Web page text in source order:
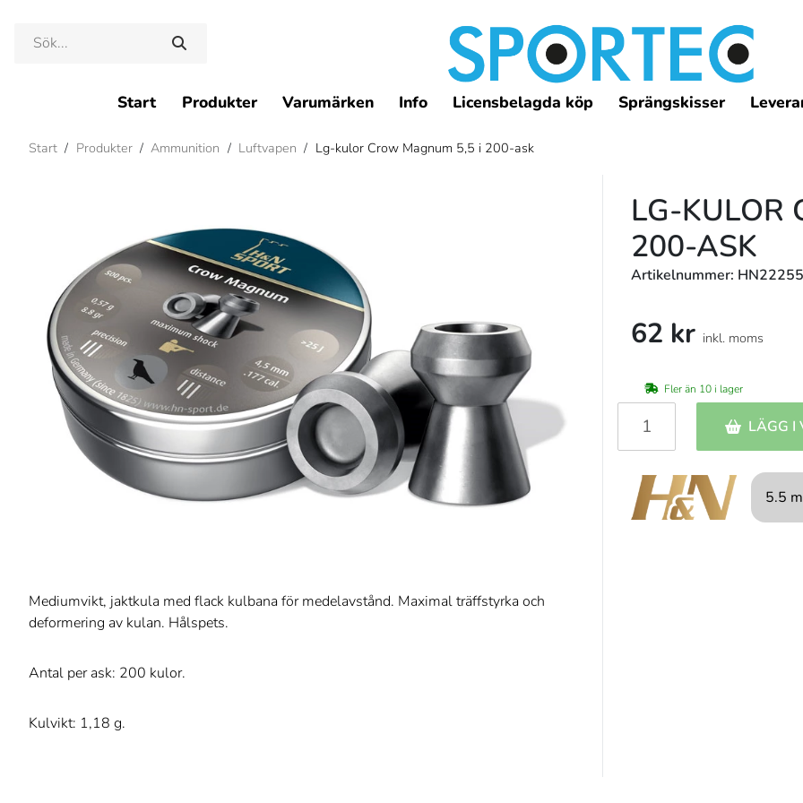
Start Produkter Varumärken Info Licensbelagda köp Sprängskisser
Start / Produkter / Ammunition / Luftvapen / Lg-kulor Crow Magnum 5,5 i 200-ask
LG-KULOR
200-ASK
Artikelnummer:
62 kr inkl. moms
Fler än 10 i lager
LÄGG I
5.5
Mediumvikt, jaktkula med flack kulbana för medelavstånd. Maximal träffstyrka och
deformering av kulan. Hålspets.
Antal per ask: 200 kulor.
Kulvikt: 1,18 g.